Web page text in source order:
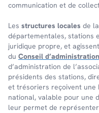
communication et de
Les structures locales de
départementales, stations
juridique propre, et
du Conseil
d’administration de
présidents des stations,
et trésoriers reçoivent une
national, valable pour une
leur permet de